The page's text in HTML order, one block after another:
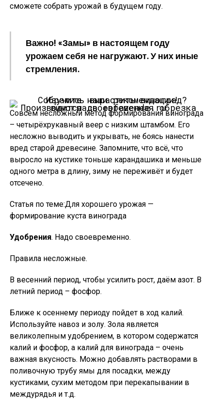
сможете собрать урожай в будущем году.
Важно! «Замы» в настоящем году
урожаем себя не нагружают. У них иные
стремления.
Производится своевременная обрезка винограда ©ofazende.ru
Совсем несложный метод формирования винограда
– четырёхрукавный веер с низким штамбом. Его
несложно выводить и укрывать, не боясь нанести
вред старой древесине. Запомните, что всё, что
выросло на кустике тоньше карандашика и меньше
одного метра в длину, зиму не переживёт и будет
отсечено.
Статья по теме:Для хорошего урожая —
формирование куста винограда
Удобрения. Надо своевременно.
Правила несложные.
В весенний период, чтобы усилить рост, даём азот. В
летний период – фосфор.
Ближе к осеннему периоду пойдет в ход калий.
Используйте навоз и золу. Зола является
великолепным удобрением, в котором содержатся
калий и фосфор, а калий для винограда – очень
важная вкусность. Можно добавлять растворами в
поливочную трубу ямы для посадки, между
кустиками, сухим методом при перекапывании в
междурядья и т.д.